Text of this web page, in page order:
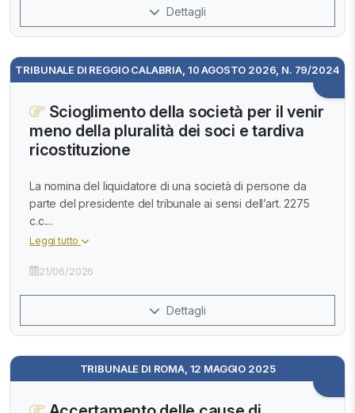
Dettagli
TRIBUNALE DI REGGIO CALABRIA, 10 AGOSTO 2026, N. 79/2024
Scioglimento della società per il venir
meno della pluralità dei soci e tardiva
ricostituzione
La nomina del liquidatore di una società di persone da
parte del presidente del tribunale ai sensi dell’art. 2275
c.c....
Leggi tutto
21/06/2026
Dettagli
TRIBUNALE DI ROMA, 12 MAGGIO 2025